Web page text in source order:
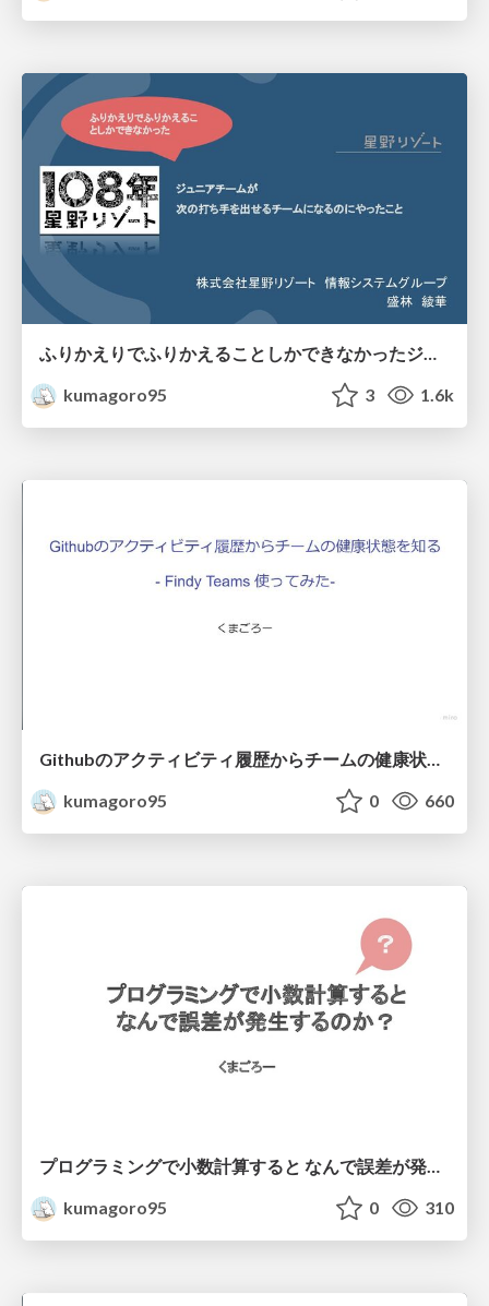
ふりかえりでふりかえることしかできなかったジュニアチームが、次の打ち手を出せるチームになるのにやったこと
kumagoro95
3 1.6k
Githubのアクティビティ履歴からチームの健康状態を知る(Findy Teams使ってみた)
kumagoro95
0 660
kumagoro95
0 310